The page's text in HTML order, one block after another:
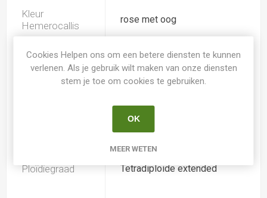
Kleur
Hemerocallis
rose met oog
Spider Nee
Hemerocallis
Ploïdiegraad Tetradiploide extended
Cookies Helpen ons om een betere diensten te kunnen
verlenen. Als je gebruik wilt maken van onze diensten
stem je toe om cookies te gebruiken.
OK
MEER WETEN